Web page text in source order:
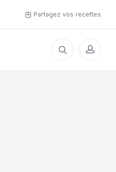
Partagez vos recettes